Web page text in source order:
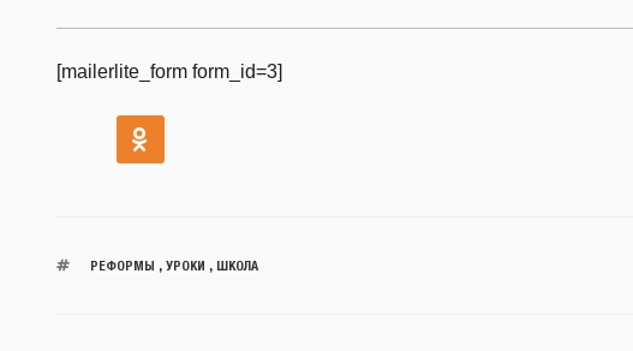
[mailerlite_form form_id=3]
РЕФОРМЫ УРОКИ ШКОЛА